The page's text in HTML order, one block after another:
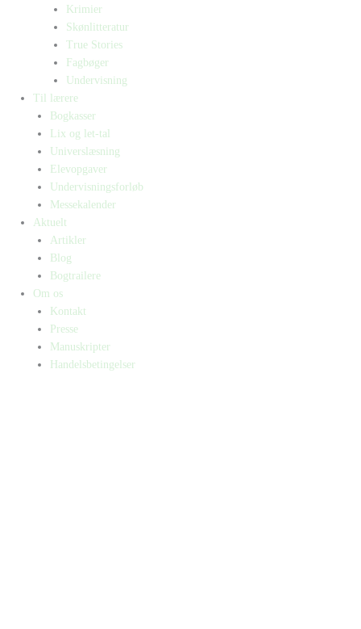
Krimier
Skønlitteratur
True Stories
Fagbøger
Undervisning
Til lærere
Bogkasser
Lix og let-tal
Universlæsning
Elevopgaver
Undervisningsforløb
Messekalender
Aktuelt
Artikler
Blog
Bogtrailere
Om os
Kontakt
Presse
Manuskripter
Handelsbetingelser